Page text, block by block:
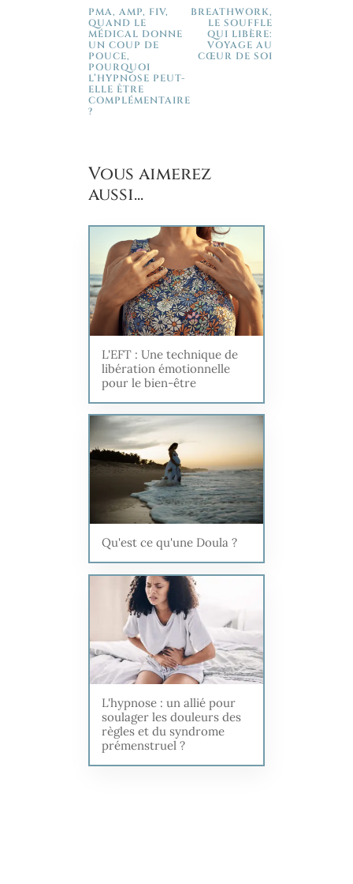
PMA, AMP, FIV,
QUAND LE
MÉDICAL DONNE
UN COUP DE
POUCE,
POURQUOI
L’HYPNOSE PEUT-
ELLE ÊTRE
COMPLÉMENTAIRE
?
BREATHWORK,
LE SOUFFLE
QUI LIBÈRE:
VOYAGE AU
CŒUR DE SOI
Vous aimerez
aussi...
L'EFT : Une technique de
libération émotionnelle
pour le bien-être
Qu'est ce qu'une Doula ?
L'hypnose : un allié pour
soulager les douleurs des
règles et du syndrome
prémenstruel ?